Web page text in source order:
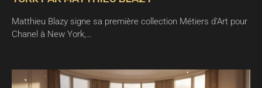
Matthieu Blazy signe sa première collection Métiers d’Art pour
Chanel à New York,…